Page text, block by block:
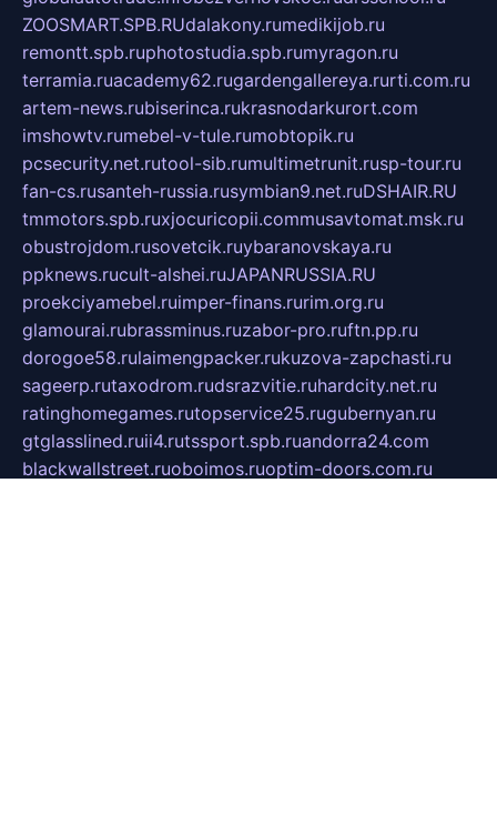
ZOOSMART.SPB.RUdalakony.rumedikijob.ru
remontt.spb.ruphotostudia.spb.rumyragon.ru
terramia.ruacademy62.rugardengallereya.rurti.com.ru
artem-news.rubiserinca.rukrasnodarkurort.com
imshowtv.rumebel-v-tule.rumobtopik.ru
pcsecurity.net.rutool-sib.rumultimetrunit.rusp-tour.ru
fan-cs.rusanteh-russia.rusymbian9.net.ruDSHAIR.RU
tmmotors.spb.ruxjocuricopii.commusavtomat.msk.ru
obustrojdom.rusovetcik.ruybaranovskaya.ru
ppknews.rucult-alshei.ruJAPANRUSSIA.RU
proekciyamebel.ruimper-finans.rurim.org.ru
glamourai.rubrassminus.ruzabor-pro.ruftn.pp.ru
dorogoe58.rulaimengpacker.rukuzova-zapchasti.ru
sageerp.rutaxodrom.rudsrazvitie.ruhardcity.net.ru
ratinghomegames.rutopservice25.rugubernyan.ru
gtglasslined.ruii4.rutssport.spb.ruandorra24.com
blackwallstreet.ruoboimos.ruoptim-doors.com.ru